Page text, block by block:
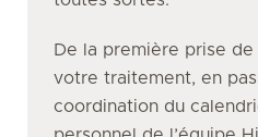
De la première prise
votre traitement, en
coordination du